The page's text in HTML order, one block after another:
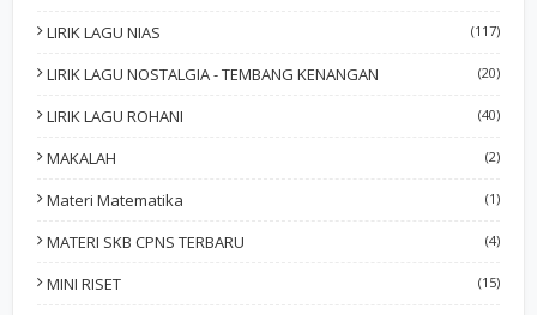
LIRIK LAGU NIAS (117)
LIRIK LAGU NOSTALGIA - TEMBANG KENANGAN (20)
LIRIK LAGU ROHANI (40)
MAKALAH (2)
Materi Matematika (1)
MATERI SKB CPNS TERBARU (4)
MINI RISET (15)